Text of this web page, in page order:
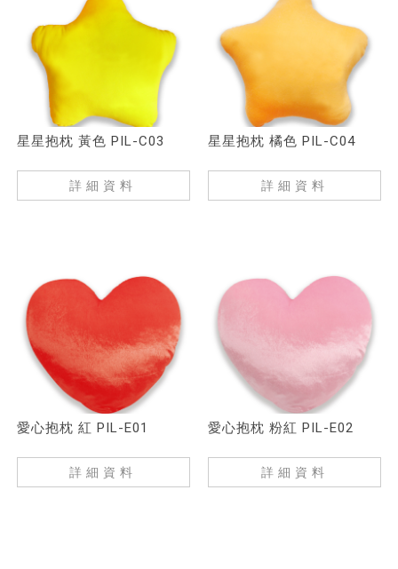
星星抱枕 黃色 PIL-C03
詳細資料
星星抱枕 橘色 PIL-C04
詳細資料
愛心抱枕 紅 PIL-E01
詳細資料
愛心抱枕 粉紅 PIL-E02
詳細資料